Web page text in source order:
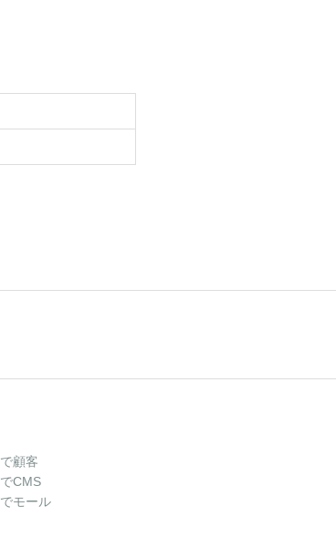
顧客
CMS
モール